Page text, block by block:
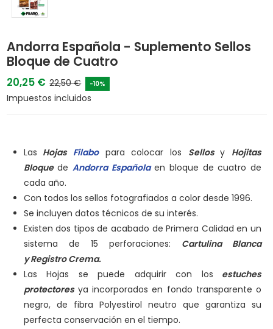
Andorra Española - Suplemento Sellos
Bloque de Cuatro
20,25 € 22,50 € -10%
Impuestos incluidos
Las Hojas Filabo para colocar los Sellos y Hojitas
Bloquede Andorra Españolaen bloque de cuatro de
cada año.
Con todos los sellos fotografiados a color desde 1996.
Se incluyen datos técnicos de su interés.
Existen dos tipos de acabado de Primera Calidad en un
sistema de 15 perforaciones: Cartulina Blanca
yRegistro Crema.
Las Hojas se puede adquirir con los estuches
protectoresya incorporados en fondo transparente o
negro, de fibra Polyestirol neutro que garantiza su
perfecta conservación en el tiempo.